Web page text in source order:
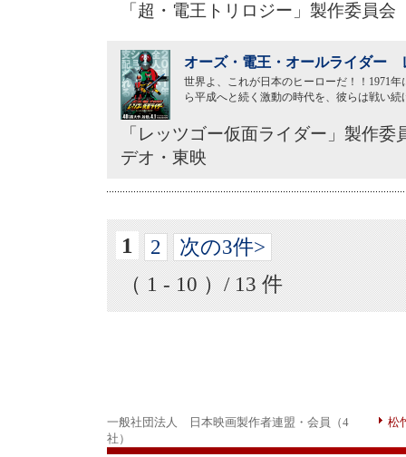
「超・電王トリロジー」製作委員
オーズ・電王・オールライダー
世界よ、これが日本のヒーローだ！！1971
ら平成へと続く激動の時代を、彼らは戦い
「レッツゴー仮面ライダー」製作
デオ・東映
1 2
次の3件>
（ 1 - 10 ）/ 13 件
一般社団法人 日本映画製作者連盟・会員（4
社）
松